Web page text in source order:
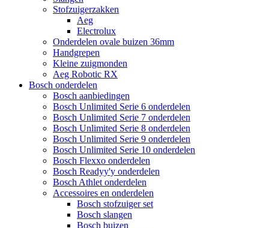
Stofzuigerzakken
Aeg
Electrolux
Onderdelen ovale buizen 36mm
Handgrepen
Kleine zuigmonden
Aeg Robotic RX
Bosch onderdelen
Bosch aanbiedingen
Bosch Unlimited Serie 6 onderdelen
Bosch Unlimited Serie 7 onderdelen
Bosch Unlimited Serie 8 onderdelen
Bosch Unlimited Serie 9 onderdelen
Bosch Unlimited Serie 10 onderdelen
Bosch Flexxo onderdelen
Bosch Readyy'y onderdelen
Bosch Athlet onderdelen
Accessoires en onderdelen
Bosch stofzuiger set
Bosch slangen
Bosch buizen